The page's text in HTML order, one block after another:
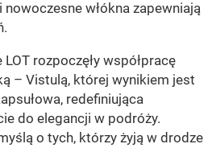
włókna zapewniają
rozpoczęły współpracę
– Vistulą, której wynikiem jest
redefiniująca
do elegancji w podróży.
o tych, którzy żyją w drodze